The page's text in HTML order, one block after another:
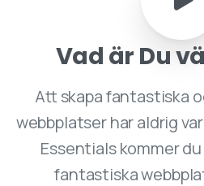
Vad är Du
Att skapa fantastiska
webbplatser har aldrig
Essentials kommer
fantastiska